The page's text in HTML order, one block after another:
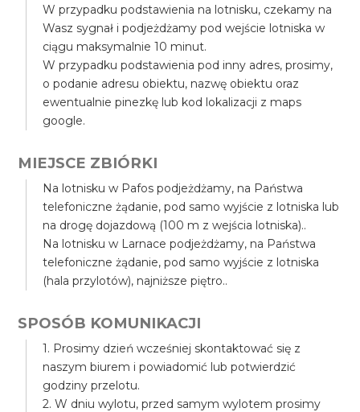
W przypadku podstawienia na lotnisku, czekamy na
Wasz sygnał i podjeżdżamy pod wejście lotniska w
ciągu maksymalnie 10 minut.
W przypadku podstawienia pod inny adres, prosimy,
o podanie adresu obiektu, nazwę obiektu oraz
ewentualnie pinezkę lub kod lokalizacji z maps
google.
MIEJSCE ZBIÓRKI
Na lotnisku w Pafos podjeżdżamy, na Państwa
telefoniczne żądanie, pod samo wyjście z lotniska lub
na drogę dojazdową (100 m z wejścia lotniska)..
Na lotnisku w Larnace podjeżdżamy, na Państwa
telefoniczne żądanie, pod samo wyjście z lotniska
(hala przylotów), najniższe piętro..
SPOSÓB KOMUNIKACJI
1. Prosimy dzień wcześniej skontaktować się z
naszym biurem i powiadomić lub potwierdzić
godziny przelotu.
2. W dniu wylotu, przed samym wylotem prosimy